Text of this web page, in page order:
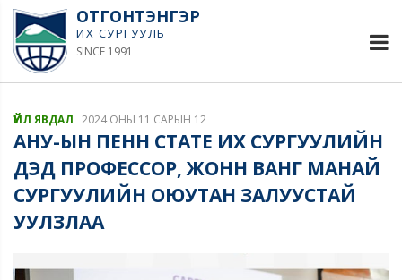
ОТГОНТЭНГЭР
ИХ СУРГУУЛЬ
SINCE 1991
ҮЙЛ ЯВДАЛ 2024 ОНЫ 11 САРЫН 12
АНУ-ЫН ПЕНН СТАТЕ ИХ СУРГУУЛИЙН
ДЭД ПРОФЕССОР, ЖОНН ВАНГ МАНАЙ
СУРГУУЛИЙН ОЮУТАН ЗАЛУУСТАЙ
УУЛЗЛАА